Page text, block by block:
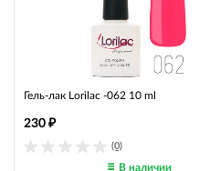
Гель-лак Lorilac -062 10 ml
(0)
230 ₽
В наличии